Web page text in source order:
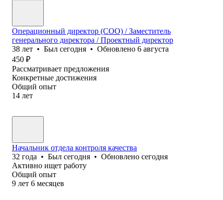
Операционный директор (COO) / Заместитель
генерального директора / Проектный директор
38 лет • Был сегодня • Обновлено 6 августа
450 ₽
Рассматривает предложения
Конкретные достижения
Общий опыт
14 лет
Начальник отдела контроля качества
32 года • Был сегодня • Обновлено сегодня
Активно ищет работу
Общий опыт
9 лет 6 месяцев